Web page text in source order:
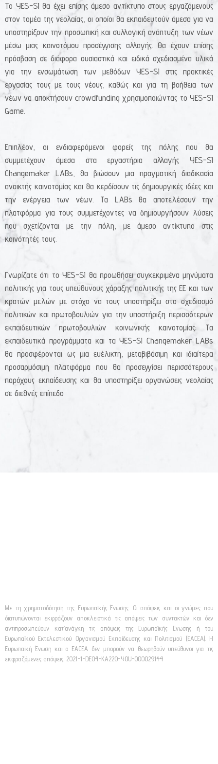
Το YES-SI θα έχει επίσης άμεσο αντίκτυπο στους εργαζόμενους
στον τομέα της νεολαίας, οι οποίοι θα εκπαιδευτούν άμεσα για να
υποστηρίξουν την προσωπική και συλλογική ανάπτυξη των νέων
μέσω μιας καινοτόμου προσέγγισης αλλαγής. Θα έχουν επίσης
πρόσβαση σε διάφορα ουσιαστικά και ειδικά σχεδιασμένα υλικά
για την ενσωμάτωση των μεθόδων YES-SI στις πρακτικές
εργασίας τους με τους νέους, καθώς και για τη βοήθεια των
νέων να αποκτήσουν crowdfunding χρησιμοποιώντας το YES-SI
Game.
Επιπλέον, οι ενδιαφερόμενοι φορείς της πόλης που θα
συμμετέχουν άμεσα στα εργαστήρια αλλαγής YES-SI
Changemaker LABs, θα βιώσουν μια πραγματική διαδικασία
ανοικτής καινοτομίας και θα κερδίσουν τις δημιουργικές ιδέες και
την ενέργεια των νέων. Τα LABs θα αποτελέσουν την
πλατφόρμα για τους συμμετέχοντες να δημιουργήσουν λύσεις
που σχετίζονται με την πόλη, με άμεσο αντίκτυπο στις
κοινότητές τους.
Γνωρίζατε ότι το YES-SI θα προωθήσει συγκεκριμένα μηνύματα
πολιτικής για τους υπεύθυνους χάραξης πολιτικής της ΕΕ και των
κρατών μελών με στόχο να τους υποστηρίξει στο σχεδιασμό
πολιτικών και πρωτοβουλιών για την υποστήριξη περισσότερων
εκπαιδευτικών πρωτοβουλιών κοινωνικής καινοτομίας; Τα
εκπαιδευτικά προγράμματα και τα YES-SI Changemaker LABs
θα προσφέρονται ως μια ευέλικτη, μεταβιβάσιμη και ιδιαίτερα
προσαρμόσιμη πλατφόρμα που θα προσεγγίσει περισσότερους
παρόχους εκπαίδευσης και θα υποστηρίξει οργανώσεις νεολαίας
σε διεθνές επίπεδο
Με τη χρηματοδότηση της Ευρωπαϊκής Ένωσης. Οι απόψεις και οι γνώμες που
διατυπώνονται εκφράζουν αποκλειστικά τις απόψεις των συντακτών και δεν
αντιπροσωπεύουν κατ’ανάγκη τις απόψεις της Ευρωπαϊκής Ένωσης ή του
Ευρωπαϊκού Εκτελεστικού Οργανισμού Εκπαίδευσης και Πολιτισμού (EACEA). Η
Ευρωπαϊκή Ένωση και ο EACEA δεν μπορούν να θεωρηθούν υπεύθυνοι για τις
εκφραζόμενες απόψεις. 2021-1-DE04-KA220-YOU-000029144